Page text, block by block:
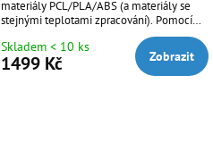
materiály PCL/PLA/ABS (a materiály se
stejnými teplotami zpracování). Pomocí
pera můžete vytvářet různé 3D objekty.
Pero rozvíjí prostorovou představivost.
Ideální na lepení a opravu modelů. Super
dárek pro děti a vlastníky 3D tiskáren
Skladem < 10 ks
1499 Kč Zobrazit